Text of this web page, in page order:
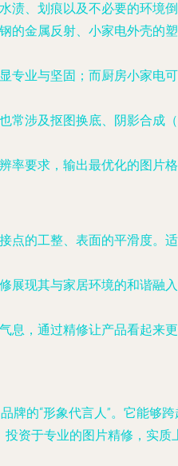
、划痕以及不必要的环境
的金属反射、小家电外壳的
专业与坚固；而厨房小家电
常涉及抠图换底、阴影合成
率要求，输出最优化的图片
点的工整、表面的平滑度。
展现其与家居环境的和谐融
息，通过精修让产品看起来
牌的“形象代言人”。它能够
资于专业的图片精修，实